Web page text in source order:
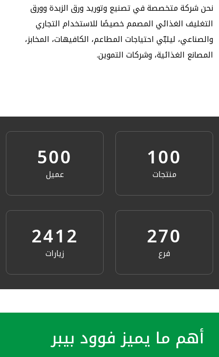
نحن شركة متخصصة فيتصنيع وتوريد ورق الزبدة وورق
التغليف الغذائيالمصمم خصيصًا للاستخدام التجاري
والصناعي، ليلبّي احتياجات المطاعم، الكافيهات، المخابز،
المصانع الغذائية، وشركات التموين.
100
منتجات
500
عميل
300
فرع
2690
زيارات
أهم ما يميز فوود بيبر